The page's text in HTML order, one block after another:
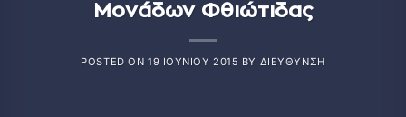
Μονάδων Φθιώτιδας
POSTED ON 19 ΙΟΥΝΊΟΥ 2015 BY ΔΙΕΎΘΥΝΣΗ